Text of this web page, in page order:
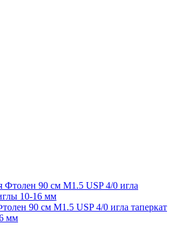
90 см М1.5 USP 4/0 игла таперкат
мм